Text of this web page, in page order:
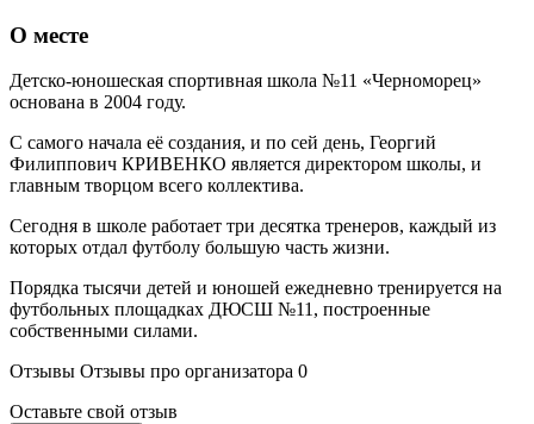
О месте
Детско-юношеская спортивная школа №11 «Черноморец»
основана в 2004 году.
С самого начала её создания, и по сей день, Георгий
Филиппович КРИВЕНКО является директором школы, и
главным творцом всего коллектива.
Сегодня в школе работает три десятка тренеров, каждый из
которых отдал футболу большую часть жизни.
Порядка тысячи детей и юношей ежедневно тренируется на
футбольных площадках ДЮСШ №11, построенные
собственными силами.
Отзывы Отзывы про организатора 0
Оставьте свой отзыв